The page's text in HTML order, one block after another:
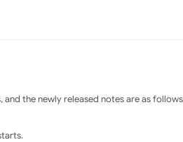
the newly released notes are as